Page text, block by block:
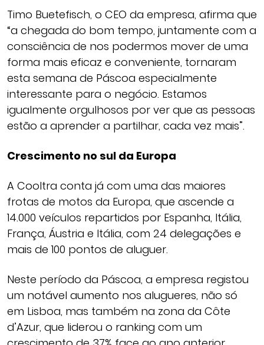
Timo Buetefisch, o CEO da empresa, afirma que
“a chegada do bom tempo, juntamente com a
consciência de nos podermos mover de uma
forma mais eficaz e conveniente, tornaram
esta semana de Páscoa especialmente
interessante para o negócio. Estamos
igualmente orgulhosos por ver que as pessoas
estão a aprender a partilhar, cada vez mais”.
Crescimento no sul da Europa
A Cooltra conta já com uma das maiores
frotas de motos da Europa, que ascende a
14.000 veículos repartidos por Espanha, Itália,
França, Áustria e Itália, com 24 delegações e
mais de 100 pontos de aluguer.
Neste período da Páscoa, a empresa registou
um notável aumento nos alugueres, não só
em Lisboa, mas também na zona da Côte
d’Azur, que liderou o ranking com um